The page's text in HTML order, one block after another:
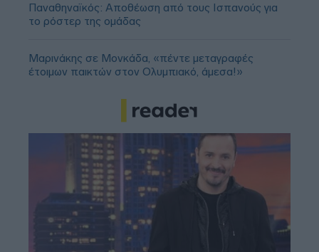
Παναθηναϊκός: Αποθέωση από τους Ισπανούς για
το ρόστερ της ομάδας
Μαρινάκης σε Μονκάδα, «πέντε μεταγραφές
έτοιμων παικτών στον Ολυμπιακό, άμεσα!»